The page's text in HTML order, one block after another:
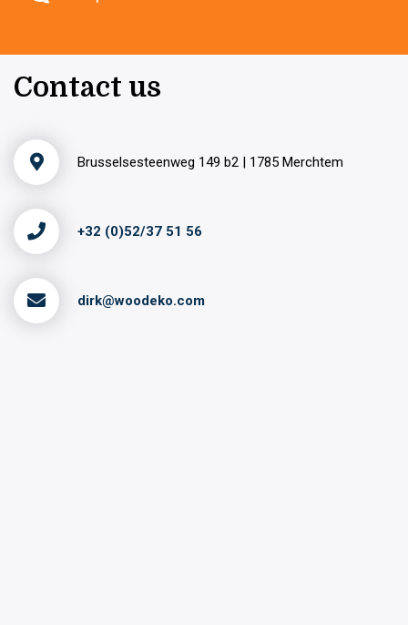
Contact us
Brusselsesteenweg 149 b2 | 1785 Merchtem
+32 (0)52/37 51 56
dirk@woodeko.com